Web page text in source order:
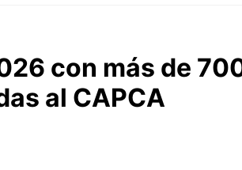
con más de
al CAPCA